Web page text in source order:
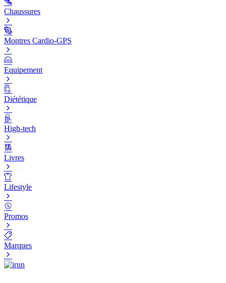
Chaussures
Montres Cardio-GPS
Equipement
Diététique
High-tech
Livres
Lifestyle
Promos
Marques